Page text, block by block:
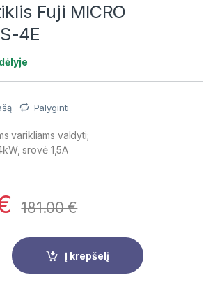
Fuji MICRO
4E
Palyginti
varikliams valdyti;
srovė 1,5A
181.00€
Į krepšelį